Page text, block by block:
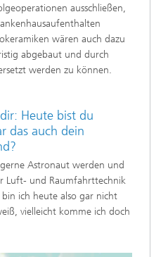
ausschließen,
wären auch dazu
abgebaut und durch
werden zu können.
Heute bist du
das auch dein
Astronaut werden und
Luft- und Raumfahrttechnik
ich heute also gar nicht
vielleicht komme ich doch